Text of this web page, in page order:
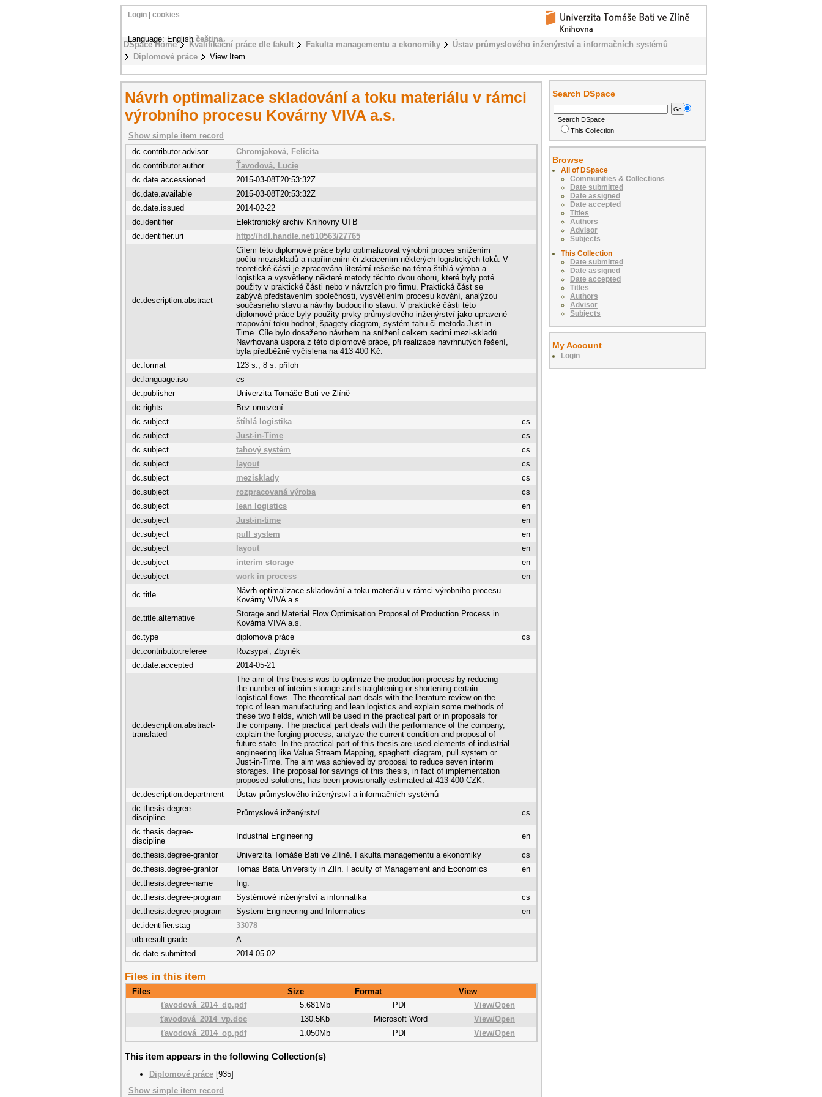
DSpace Home Kvalifikační práce dle fakult Fakulta managementu a ekonomiky
Ústav průmyslového inženýrství a informačních systémů
Diplomové práce
View Item
Login cookies
Language: Englishčeština
Návrh optimalizace skladování a toku materiálu v rámci
výrobního procesu Kovárny VIVA a.s.
Show simple item record
dc.contributor.advisor
Chromjaková, Felicita
dc.contributor.author
Ťavodová, Lucie
dc.date.accessioned
2015-03-08T20:53:32Z
dc.date.available
2015-03-08T20:53:32Z
dc.date.issued
2014-02-22
dc.identifier
Elektronický archiv Knihovny UTB
dc.identifier.uri
http://hdl.handle.net/10563/27765
dc.description.abstract
Cílem této diplomové práce bylo optimalizovat výrobní proces snížením
počtu meziskladů a napřímením či zkrácením některých logistických toků. V
teoretické části je zpracována literární rešerše na téma štíhlá výroba a
logistika a vysvětleny některé metody těchto dvou oborů, které byly poté
použity v praktické části nebo v návrzích pro firmu. Praktická část se
zabývá představením společnosti, vysvětlením procesu kování, analýzou
současného stavu a návrhy budoucího stavu. V praktické části této
diplomové práce byly použity prvky průmyslového inženýrství jako upravené
mapování toku hodnot, špagety diagram, systém tahu či metoda Just-in-
Time. Cíle bylo dosaženo návrhem na snížení celkem sedmi mezi-skladů.
Navrhovaná úspora z této diplomové práce, při realizace navrhnutých řešení,
byla předběžně vyčíslena na 413 400 Kč.
dc.format
123 s., 8 s. příloh
dc.language.iso
cs
dc.publisher
Univerzita Tomáše Bati ve Zlíně
dc.rights
Bez omezení
dc.subject
štíhlá logistika
cs
dc.subject
Just-in-Time
cs
dc.subject
tahový systém
cs
dc.subject
layout
cs
dc.subject
mezisklady
cs
dc.subject
rozpracovaná výroba
cs
dc.subject
lean logistics
en
dc.subject
Just-in-time
en
dc.subject
pull system
en
dc.subject
layout
en
dc.subject
interim storage
en
dc.subject
work in process
en
dc.title
Návrh optimalizace skladování a toku materiálu v rámci výrobního procesu
Kovárny VIVA a.s.
dc.title.alternative
Storage and Material Flow Optimisation Proposal of Production Process in
Kovárna VIVA a.s.
dc.type
diplomová práce
cs
dc.contributor.referee
Rozsypal, Zbyněk
dc.date.accepted
2014-05-21
dc.description.abstract-
translated
The aim of this thesis was to optimize the production process by reducing
the number of interim storage and straightening or shortening certain
logistical flows. The theoretical part deals with the literature review on the
topic of lean manufacturing and lean logistics and explain some methods of
these two fields, which will be used in the practical part or in proposals for
the company. The practical part deals with the performance of the company,
explain the forging process, analyze the current condition and proposal of
future state. In the practical part of this thesis are used elements of industrial
engineering like Value Stream Mapping, spaghetti diagram, pull system or
Just-in-Time. The aim was achieved by proposal to reduce seven interim
storages. The proposal for savings of this thesis, in fact of implementation
proposed solutions, has been provisionally estimated at 413 400 CZK.
dc.description.department
Ústav průmyslového inženýrství a informačních systémů
dc.thesis.degree-
discipline
Průmyslové inženýrství cs
dc.thesis.degree-
discipline
Industrial Engineering en
dc.thesis.degree-grantor Univerzita Tomáše Bati ve Zlíně. Fakulta managementu a ekonomiky
cs
dc.thesis.degree-grantor
Tomas Bata University in Zlín. Faculty of Management and Economics
en
dc.thesis.degree-name
Ing.
dc.thesis.degree-program
Systémové inženýrství a informatika
cs
dc.thesis.degree-program
System Engineering and Informatics
en
dc.identifier.stag
33078
utb.result.grade
A
dc.date.submitted
2014-05-02
Files in this item
Files Size Format
View
ťavodová_2014_dp.pdf
5.681Mb PDF View/Open
ťavodová_2014_vp.doc
130.5Kb Microsoft Word View/Open
ťavodová_2014_op.pdf
1.050Mb PDF View/Open
This item appears in the following Collection(s)
Diplomové práce [935]
Show simple item record
Search DSpace
Search DSpace
This Collection
Browse
All of DSpace
Communities & Collections
Date submitted
Date assigned
Date accepted
Titles
Authors
Advisor
Subjects
This Collection
Date submitted
Date assigned
Date accepted
Titles
Authors
Advisor
Subjects
My Account
Login